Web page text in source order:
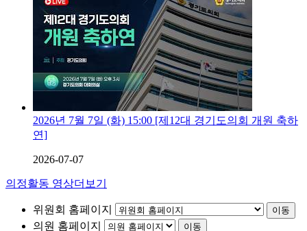
2026년 7월 7일 (화) 15:00 [제12대 경기도의회 개원 축하
연]
2026-07-07
의정활동 영상더보기
위원회 홈페이지 이동
의원 홈페이지 이동